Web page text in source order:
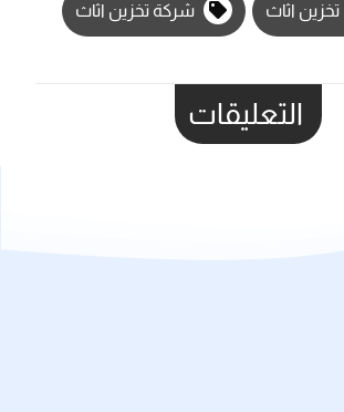
تخزين اثاث شركة تخزين اثاث
التعليقات